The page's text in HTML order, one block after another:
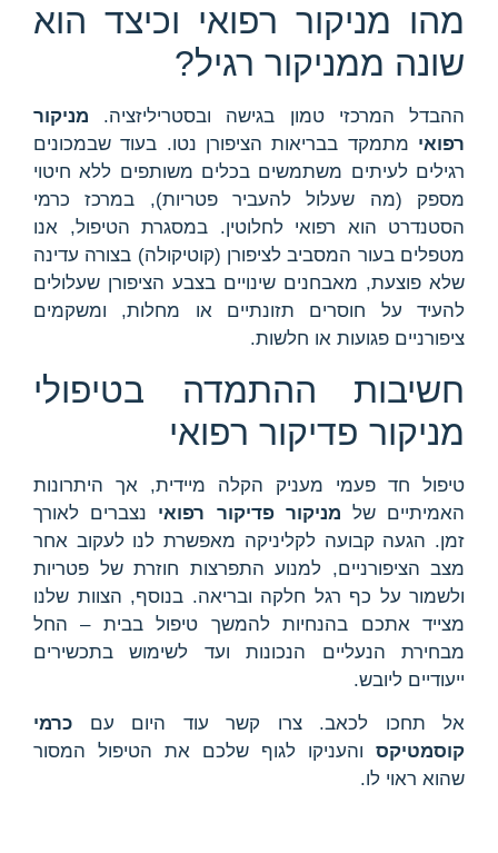
מהו מניקור רפואי וכיצד הוא
שונה ממניקור רגיל?
ההבדל המרכזי טמון בגישה ובסטריליזציה. מניקור
רפואי מתמקד בבריאות הציפורן נטו. בעוד שבמכונים
רגילים לעיתים משתמשים בכלים משותפים ללא חיטוי
מספק (מה שעלול להעביר פטריות), במרכז כרמי
הסטנדרט הוא רפואי לחלוטין. במסגרת הטיפול, אנו
מטפלים בעור המסביב לציפורן (קוטיקולה) בצורה עדינה
שלא פוצעת, מאבחנים שינויים בצבע הציפורן שעלולים
להעיד על חוסרים תזונתיים או מחלות, ומשקמים
ציפורניים פגועות או חלשות.
חשיבות ההתמדה בטיפולי
מניקור פדיקור רפואי
טיפול חד פעמי מעניק הקלה מיידית, אך היתרונות
האמיתיים של מניקור פדיקור רפואי נצברים לאורך
זמן. הגעה קבועה לקליניקה מאפשרת לנו לעקוב אחר
מצב הציפורניים, למנוע התפרצות חוזרת של פטריות
ולשמור על כף רגל חלקה ובריאה. בנוסף, הצוות שלנו
מצייד אתכם בהנחיות להמשך טיפול בבית – החל
מבחירת הנעליים הנכונות ועד לשימוש בתכשירים
ייעודיים ליובש.
אל תחכו לכאב. צרו קשר עוד היום עם כרמי
קוסמטיקס והעניקו לגוף שלכם את הטיפול המסור
שהוא ראוי לו.